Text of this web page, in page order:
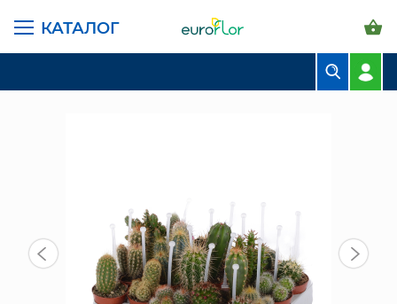
КАТАЛОГ
КОМНАТНЫЕ РАСТЕНИЯ
ГОРШКИ И КАШПО
ГЛАВНАЯ СТРАНИЦА КАТАЛОГ
КОМНАТНЫЕ РАСТЕНИЯ